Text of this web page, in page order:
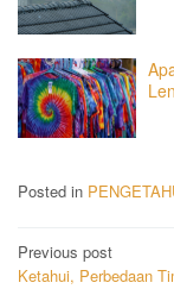
Posted in
Post
Previous post
Ketahui, Perbedaan